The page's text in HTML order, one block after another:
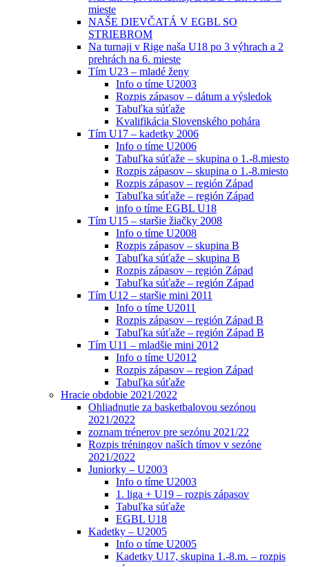
mieste
NAŠE DIEVČATÁ V EGBL SO
STRIEBROM
Na turnaji v Rige naša U18 po 3 výhrach a 2
prehrách na 6. mieste
Tím U23 – mladé ženy
Info o tíme U2003
Rozpis zápasov – dátum a výsledok
Tabuľka súťaže
Kvalifikácia Slovenského pohára
Tím U17 – kadetky 2006
Info o tíme U2006
Tabuľka súťaže – skupina o 1.-8.miesto
Rozpis zápasov – skupina o 1.-8.miesto
Rozpis zápasov – región Západ
Tabuľka súťaže – región Západ
info o tíme EGBL U18
Tím U15 – staršie žiačky 2008
Info o tíme U2008
Rozpis zápasov – skupina B
Tabuľka súťaže – skupina B
Rozpis zápasov – región Západ
Tabuľka súťaže – región Západ
Tím U12 – staršie mini 2011
Info o tíme U2011
Rozpis zápasov – región Západ B
Tabuľka súťaže – región Západ B
Tím U11 – mladšie mini 2012
Info o tíme U2012
Rozpis zápasov – region Západ
Tabuľka súťaže
Hracie obdobie 2021/2022
Ohliadnutie za basketbalovou sezónou
2021/2022
zoznam trénerov pre sezónu 2021/22
Rozpis tréningov naších tímov v sezóne
2021/2022
Juniorky – U2003
Info o tíme U2003
1. liga + U19 – rozpis zápasov
Tabuľka súťaže
EGBL U18
Kadetky – U2005
Info o tíme U2005
Kadetky U17, skupina 1.-8.m. – rozpis